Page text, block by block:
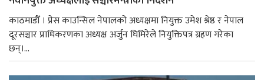
काठमाडौँ । प्रेस काउन्सिल नेपालको अध्यक्षमा नियुक्त उमेश श्रेष्ठ र नेपाल
दूरसञ्चार प्राधिकरणका अध्यक्ष अर्जुन घिमिरेले नियुक्तिपत्र ग्रहण गरेका
छन्।...